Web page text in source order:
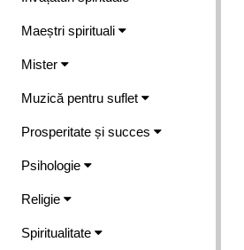
Maeștri spirituali
Mister
Muzică pentru suflet
Prosperitate și succes
Psihologie
Religie
Spiritualitate